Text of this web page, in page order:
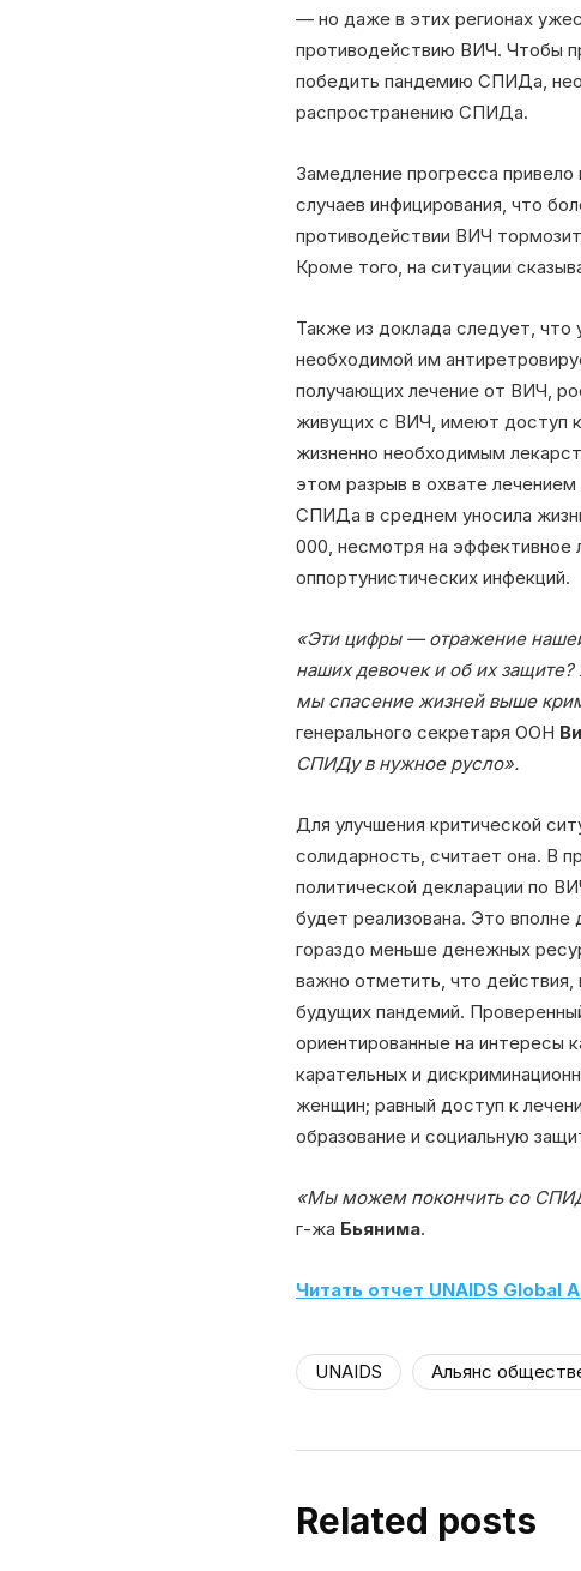
— но даже в этих регионах
противодействию ВИЧ. Чтобы
победить пандемию СПИДа,
распространению СПИДа.
Замедление прогресса
случаев инфицирования, что
противодействии ВИЧ
Кроме того, на ситуации
Также из доклада следует,
необходимой им
получающих лечение от ВИЧ,
живущих с ВИЧ, имеют доступ к
жизненно необходимым
этом разрыв в охвате
СПИДа в среднем уносила
000, несмотря на эффективное
оппортунистических инфекций.
«Эти цифры — отражение
наших девочек и об их
мы спасение жизней выше
генерального секретаря ООН
СПИДу в нужное русло».
Для улучшения критической
солидарность, считает она. В
политической декларации по
будет реализована. Это
гораздо меньше денежных
важно отметить, что
будущих пандемий.
ориентированные на интересы
карательных и
женщин; равный доступ к
образование и социальную
«Мы можем покончить со
г-жа Бьянима.
Читать отчет UNAIDS Global
UNAIDS Альянс
Related posts